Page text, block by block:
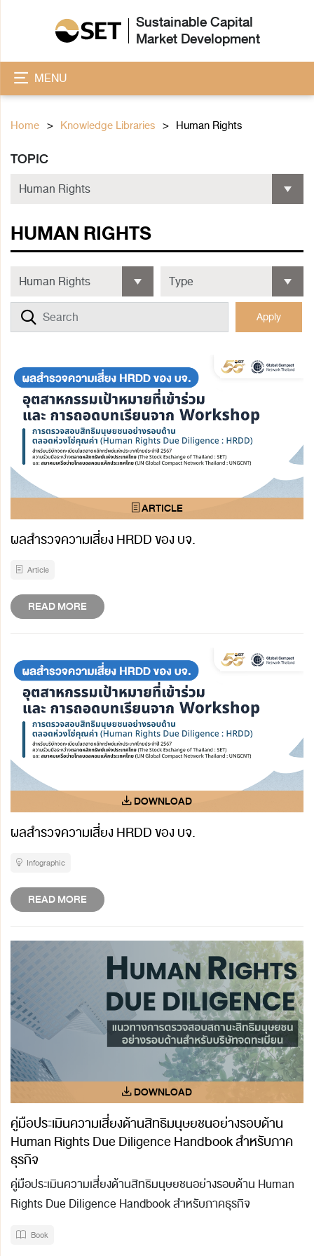
Sustainable Capital
Market Development
MENU
Home Knowledge Libraries Human Rights
TOPIC
HUMAN RIGHTS
Apply
ผลสำรวจความเสี่ยง HRDD ของ บจ.
Article
READ MORE
ผลสำรวจความเสี่ยง HRDD ของ บจ.
Infographic
READ MORE
คู่มือประเมินความเสี่ยงด้านสิทธิมนุษยชนอย่างรอบด้าน
Human Rights Due Diligence Handbook สำหรับภาค
ธุรกิจ
คู่มือประเมินความเสี่ยงด้านสิทธิมนุษยชนอย่างรอบด้าน Human
Rights Due Diligence Handbook สำหรับภาคธุรกิจ
Book